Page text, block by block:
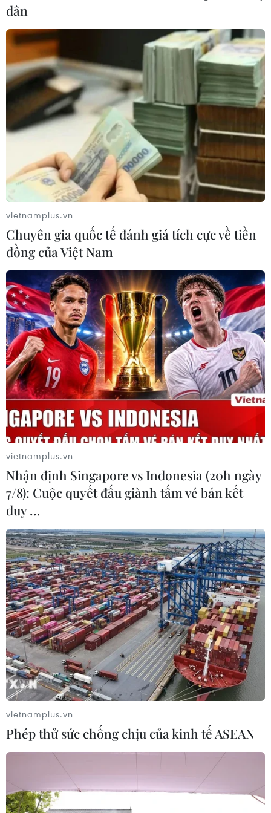
Giá vàng châu Á đi lên từ mức thấp của
gần sáu tuần qua
12/01/2021 11:11
Giá vàng châu Á đi lên trong phiên 12/1 trong bối cảnh
chứng khoán giảm do bất ổn chính trị tại Washington và
tốc độ tiêm vắcxin ngừa COVID-19 trên toàn thế giới
chậm lại.
Lần đầu tiên dự trữ bằng vàng của Nga
nhiều hơn USD
14/01/2021 01:11
Tính đến ngày 30/6/2020, vàng chiếm 22,9% tài sản
của Ngân hàng Trung ương Nga và có giá quy đổi
khoảng 128,5 tỷ USD, trong khi đó, khoản dự trữ bằng
đồng USD chỉ còn chiếm 22,2%.
dân
vietnamplus.vn
Chuyên gia quốc tế đánh giá tích cực về tiền
đồng của Việt Nam
vietnamplus.vn
Nhận định Singapore vs Indonesia (20h ngày
7/8): Cuộc quyết đấu giành tấm vé bán kết
duy …
vietnamplus.vn
Phép thử sức chống chịu của kinh tế ASEAN